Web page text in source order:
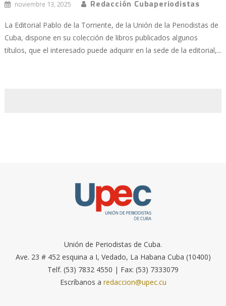
noviembre 13, 2025 Redacción Cubaperiodistas
La Editorial Pablo de la Torriente, de la Unión de la Periodistas de
Cuba, dispone en su colección de libros publicados algunos
títulos, que el interesado puede adquirir en la sede de la editorial,...
Unión de Periodistas de Cuba.
Ave. 23 # 452 esquina a I, Vedado, La Habana Cuba (10400)
Telf. (53) 7832 4550 | Fax: (53) 7333079
Escríbanos a redaccion@upec.cu